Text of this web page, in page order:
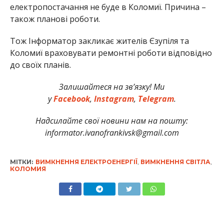
електропостачання не буде в Коломиї. Причина –
також планові роботи.
Тож Інформатор закликає жителів Єзупіля та
Коломиї враховувати ремонтні роботи відповідно
до своїх планів.
Залишайтеся на зв’язку! Ми
уFacebook, Instagram, Telegram.
Надсилайте свої новини нам на пошту:
informator.ivanofrankivsk@gmail.com
МІТКИ: ВИМКНЕННЯ ЕЛЕКТРОЕНЕРГІЇ ВИМКНЕННЯ СВІТЛА
КОЛОМИЯ